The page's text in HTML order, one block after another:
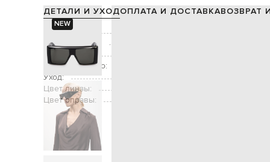
NEW
ДЕТАЛИ И УХОДОПЛАТА И ДОСТАВКАВОЗВРАТ
Состав:
Производство:
Декор:
Дополнительно:
Уход:
Цвет линзы:
Цвет оправы: